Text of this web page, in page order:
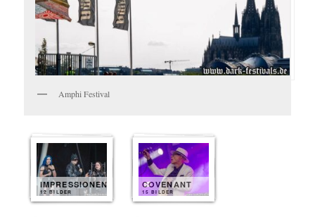
Amphi Festival
IMPRESSIONEN
12 BILDER
COVENANT
15 BILDER